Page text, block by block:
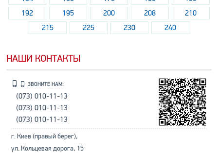
192
195 200 208
210
215
225 230 240
НАШИ КОНТАКТЫ
ЗВОНИТЕ НАМ:
(073) 010-11-13
(073) 010-11-13
(073) 010-11-13
г. Киев (правый берег),
ул. Кольцевая дорога, 15